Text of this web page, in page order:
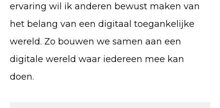
ervaring wil ik anderen bewust maken van
het belang van een digitaal toegankelijke
wereld. Zo bouwen we samen aan een
digitale wereld waar iedereen mee kan
doen.